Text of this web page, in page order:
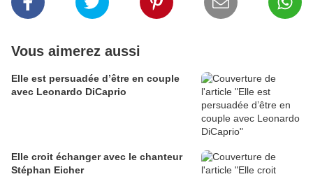
Vous aimerez aussi
Elle est persuadée d’être en couple
avec Leonardo DiCaprio
Elle croit échanger avec le chanteur
Stéphan Eicher